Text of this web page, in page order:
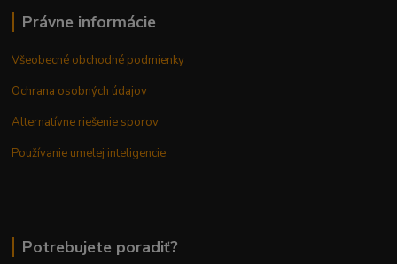
Právne informácie
Všeobecné obchodné podmienky
Ochrana osobných údajov
Alternatívne riešenie sporov
Používanie umelej inteligencie
Potrebujete poradiť?